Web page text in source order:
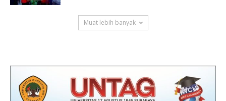
Muat lebih banyak